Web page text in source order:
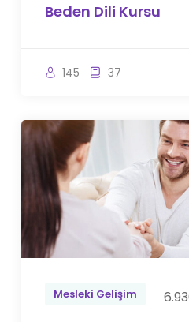
Beden Dili Kursu
145 37
Mesleki Gelişim